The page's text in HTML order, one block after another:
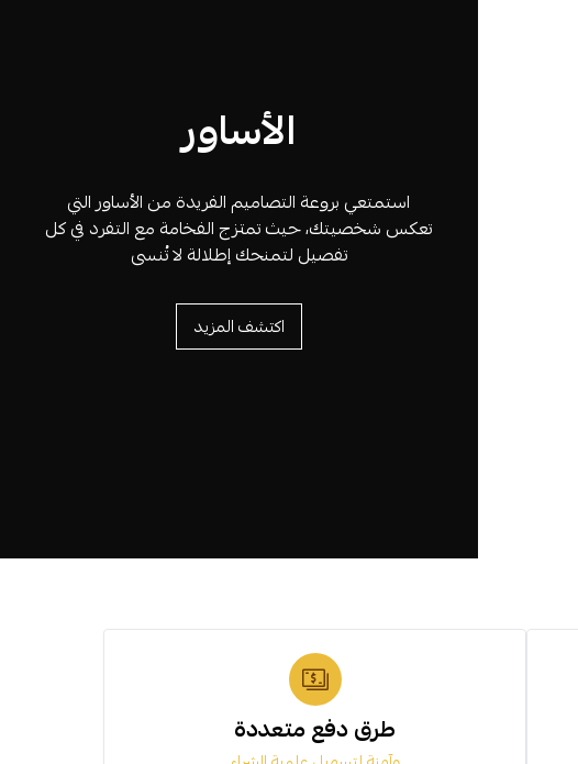
الأساور
استمتعي بروعة التصاميم الفريدة من الأساور التي
تعكس شخصيتك، حيث تمتزج الفخامة مع التفرد في كل
تفصيل لتمنحك إطلالة لا تُنسى
اكتشف المزيد
طرق دفع متعددة